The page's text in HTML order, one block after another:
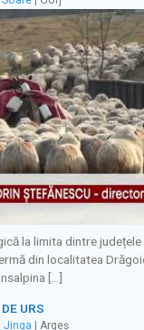
la limita dintre
din localitatea
[…]
URS
Jinga | Argeș